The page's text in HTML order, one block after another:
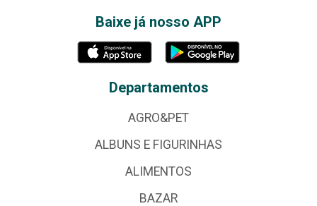
Baixe já nosso APP
Departamentos
AGRO&PET
ALBUNS E FIGURINHAS
ALIMENTOS
BAZAR